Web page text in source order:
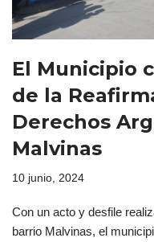
El Municipio
de la
Derechos
Malvinas
10 junio, 2024
Con un acto y desfile
barrio Malvinas, el